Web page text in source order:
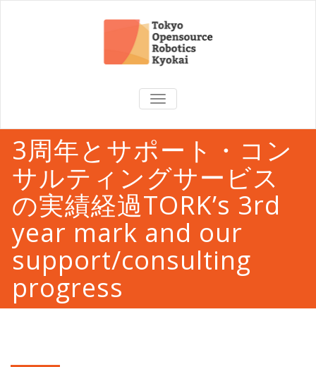
TOGGLE
NAVIGATION
3周年とサポート・コン
サルティングサービス
の実績経過TORK’s 3rd
year mark and our
support/consulting
progress